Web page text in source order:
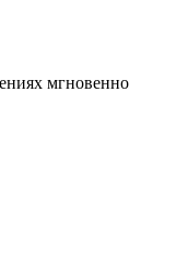
мгновенно